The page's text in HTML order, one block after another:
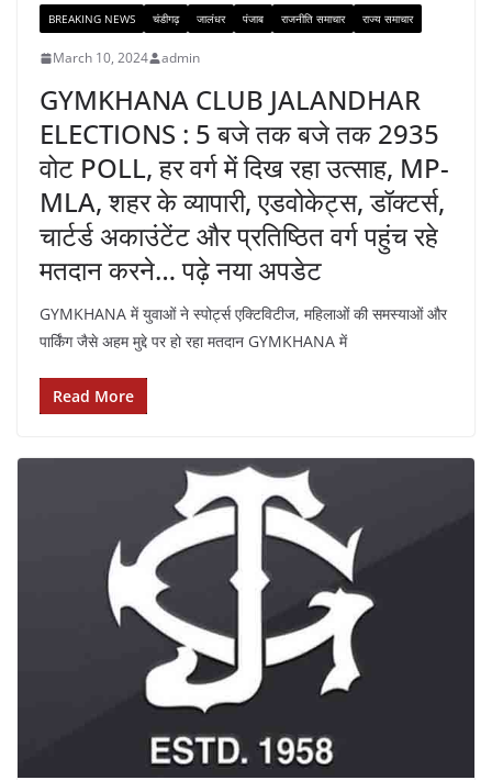
BREAKING NEWS चंडीगढ़ जालंधर पंजाब राजनीति समाचार राज्य समाचार
March 10, 2024 admin
GYMKHANA CLUB JALANDHAR
ELECTIONS : 5 बजे तक बजे तक 2935
वोट POLL, हर वर्ग में दिख रहा उत्साह, MP-
MLA, शहर के व्यापारी, एडवोकेट्स, डॉक्टर्स,
चार्टर्ड अकाउंटेंट और प्रतिष्ठित वर्ग पहुंच रहे
मतदान करने… पढ़े नया अपडेट
GYMKHANA में युवाओं ने स्पोर्ट्स एक्टिविटीज, महिलाओं की समस्याओं और
पार्किंग जैसे अहम मुद्दे पर हो रहा मतदान GYMKHANA में
Read More